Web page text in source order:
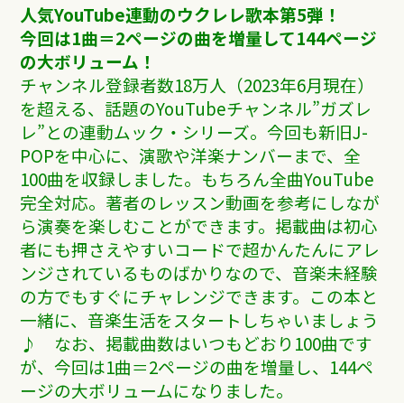
人気YouTube連動のウクレレ歌本第5弾！
今回は1曲＝2ページの曲を増量して144ページ
の大ボリューム！
チャンネル登録者数18万人（2023年6月現在）
を超える、話題のYouTubeチャンネル”ガズレ
レ”との連動ムック・シリーズ。今回も新旧J-
POPを中心に、演歌や洋楽ナンバーまで、全
100曲を収録しました。もちろん全曲YouTube
完全対応。著者のレッスン動画を参考にしなが
ら演奏を楽しむことができます。掲載曲は初心
者にも押さえやすいコードで超かんたんにアレ
ンジされているものばかりなので、音楽未経験
の方でもすぐにチャレンジできます。この本と
一緒に、音楽生活をスタートしちゃいましょう
♪ なお、掲載曲数はいつもどおり100曲です
が、今回は1曲＝2ページの曲を増量し、144ペ
ージの大ボリュームになりました。